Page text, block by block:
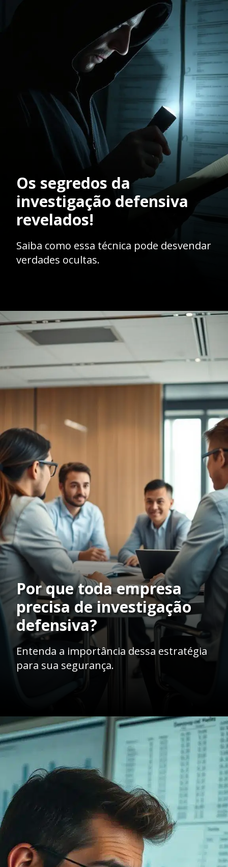
Os segredos da
investigação defensiva
revelados!
Saiba como essa técnica pode desvendar
verdades ocultas.
Openinghttps://ademilsoncs.adv.br/
Por que toda empresa
precisa de investigação
defensiva?
Entenda a importância dessa estratégia
para sua segurança.
Openinghttps://ademilsoncs.adv.br/